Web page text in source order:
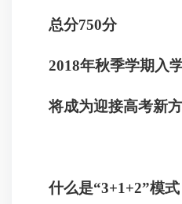
总分750分
2018年秋季学期入
将成为迎接高考新
什么是“3+1+2”模式